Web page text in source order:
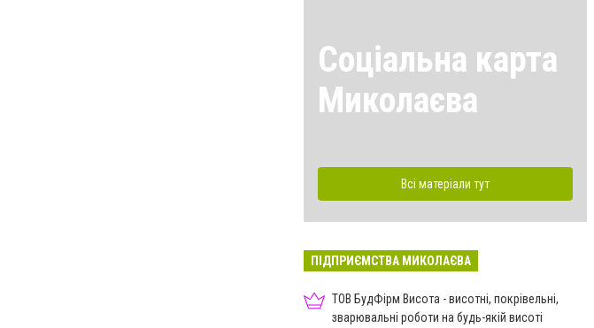
Соціальна карта
Миколаєва
Всі матеріали тут
ПІДПРИЄМСТВА МИКОЛАЄВА
ТОВ БудФірм Висота - висотні, покрівельні,
зварювальні роботи на будь-якій висоті